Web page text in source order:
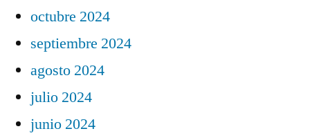
octubre 2024
septiembre 2024
agosto 2024
julio 2024
junio 2024